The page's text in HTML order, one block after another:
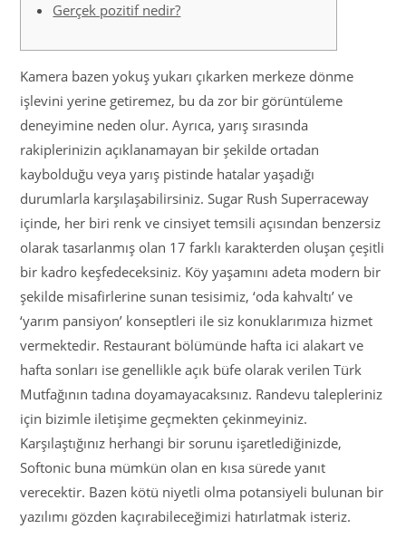
Gerçek pozitif nedir?
Kamera bazen yokuş yukarı çıkarken merkeze dönme
işlevini yerine getiremez, bu da zor bir görüntüleme
deneyimine neden olur. Ayrıca, yarış sırasında
rakiplerinizin açıklanamayan bir şekilde ortadan
kaybolduğu veya yarış pistinde hatalar yaşadığı
durumlarla karşılaşabilirsiniz. Sugar Rush Superraceway
içinde, her biri renk ve cinsiyet temsili açısından benzersiz
olarak tasarlanmış olan 17 farklı karakterden oluşan çeşitli
bir kadro keşfedeceksiniz. Köy yaşamını adeta modern bir
şekilde misafirlerine sunan tesisimiz, ‘oda kahvaltı’ ve
‘yarım pansiyon’ konseptleri ile siz konuklarımıza hizmet
vermektedir. Restaurant bölümünde hafta ici alakart ve
hafta sonları ise genellikle açık büfe olarak verilen Türk
Mutfağının tadına doyamayacaksınız. Randevu talepleriniz
için bizimle iletişime geçmekten çekinmeyiniz.
Karşılaştığınız herhangi bir sorunu işaretlediğinizde,
Softonic buna mümkün olan en kısa sürede yanıt
verecektir. Bazen kötü niyetli olma potansiyeli bulunan bir
yazılımı gözden kaçırabileceğimizi hatırlatmak isteriz.